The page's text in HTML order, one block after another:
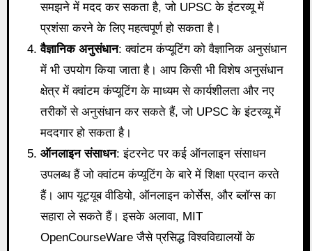
समझने में मदद कर सकता है, जो UPSC के इंटरव्यू में
प्रशंसा करने के लिए महत्वपूर्ण हो सकता है।
वैज्ञानिक अनुसंधान: क्वांटम कंप्यूटिंग को वैज्ञानिक अनुसंधान
में भी उपयोग किया जाता है। आप किसी भी विशेष अनुसंधान
क्षेत्र में क्वांटम कंप्यूटिंग के माध्यम से कार्यशीलता और नए
तरीकों से अनुसंधान कर सकते हैं, जो UPSC के इंटरव्यू में
मददगार हो सकता है।
ऑनलाइन संसाधन: इंटरनेट पर कई ऑनलाइन संसाधन
उपलब्ध हैं जो क्वांटम कंप्यूटिंग के बारे में शिक्षा प्रदान करते
हैं। आप यूट्यूब वीडियो, ऑनलाइन कोर्सेस, और ब्लॉग्स का
सहारा ले सकते हैं। इसके अलावा, MIT
OpenCourseWare जैसे प्रसिद्ध विश्वविद्यालयों के